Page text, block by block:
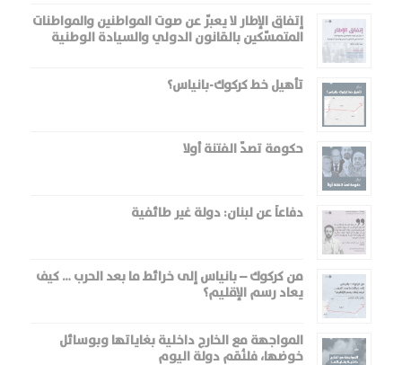
إتفاق الإطار لا يعبّر عن صوت المواطنين والمواطنات
المتمسّكين بالقانون الدولي والسيادة الوطنية
تأهيل خط كركوك-بانياس؟
حكومة تصدّ الفتنة أولا
دفاعاً عن لبنان: دولة غير طائفية
من كركوك – بانياس إلى خرائط ما بعد الحرب … كيف
يعاد رسم الإقليم؟
المواجهة مع الخارج داخلية بغاياتها وبوسائل
خوضها، فلنُقم دولة اليوم